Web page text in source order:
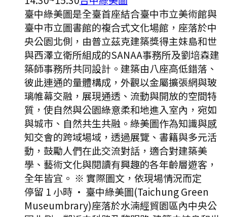
臺中綠美圖是全臺首座結合臺中市立美術館與
臺中市立圖書館的複合式文化場館，座落於中
央公園北側，由普立茲克建築獎得主妹島和世
與西澤立衛所組成的SANAA事務所及劉培森建
築師事務所共同設計。建築由八座高低錯落、
彼此連通的量體構成，外觀以金屬擴張網與玻
璃帷幕交融，展現通透、流動與開放的空間特
質，使自然與公園綠意柔和地進入室內，宛如
與城市、自然共生共融。綠美圖作為知識與感
知交會的跨域場域，透過展覽、書籍與多元活
動，鼓勵人們在此交流對話，適合對建築美
學、藝術文化與閱讀有興趣的各年齡層遊客，
全年皆宜。 ※ 實際圖文，依現場情況而定
停留 1 小時 · 臺中綠美圖(Taichung Green
Museumbrary)座落於水湳經貿園區內中央公